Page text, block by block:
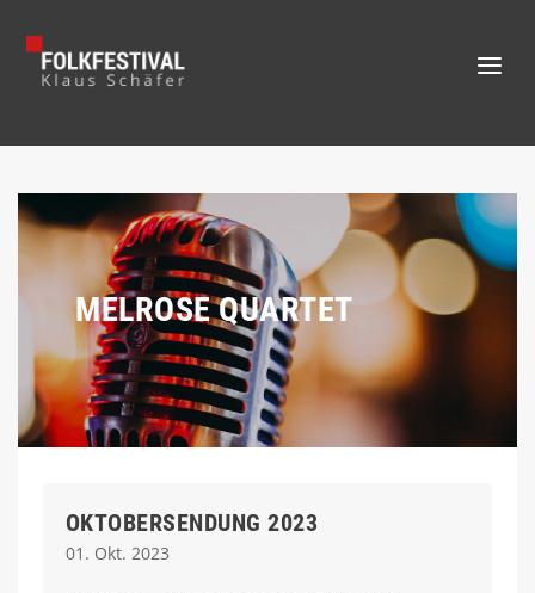
MELROSE QUARTET
OKTOBERSENDUNG 2023
01. Okt. 2023